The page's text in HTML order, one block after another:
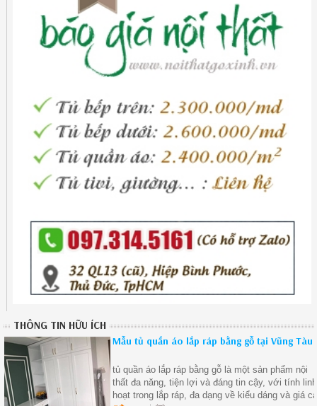
THÔNG TIN HỮU ÍCH
Mẫu tủ quần áo lắp ráp bằng gỗ tại Vũng Tàu
tủ quần áo lắp ráp bằng gỗ là một sản phẩm nội
thất đa năng, tiện lợi và đáng tin cậy, với tính linh
hoạt trong lắp ráp, đa dạng về kiểu dáng và giá